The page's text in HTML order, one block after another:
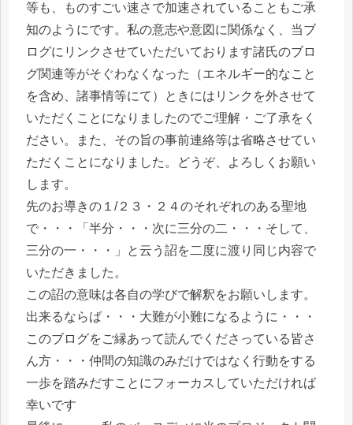
等も、ものすごい速さで加速されていることもご承
知のようにです。私の意志や意図に関係なく、当ブ
ログにリンクさせていただいております諸氏のブロ
グ関連等がそぐわなくなった（エネルギー的なこと
を含め、諸事情等にて）ときにはリンクを外させて
いただくことになりましたのでご理解・ご了承をく
ださい。また、その旨の事前連絡等は省略させてい
ただくことになりました。どうぞ、よろしくお願い
します。
先のお導きの１/２３・２４のそれぞれのある聖地
で・・・「半分・・・次に三分の二・・・そして、
三分の一・・・」と云う詔を二度に渡り同じ内容で
いただきました。
この詔の意味は各自の学びで解釈をお願いします。
出来るならば・・・大難が小難になるように・・・
このブログをご縁あって読んでくださっている皆さ
ん方・・・仲間の知識のみだけではなく行動をする
一歩を踏みだすことにフォーカスしていただければ
幸いです